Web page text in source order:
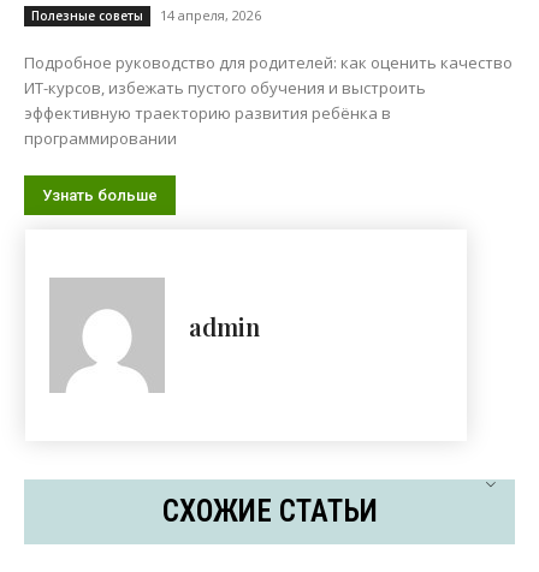
Полезные советы 14 апреля, 2026
Подробное руководство для родителей: как оценить качество
ИТ-курсов, избежать пустого обучения и выстроить
эффективную траекторию развития ребёнка в
программировании
Узнать больше
admin
СХОЖИЕ СТАТЬИ